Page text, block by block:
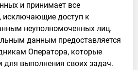
и принимает все
доступ к
неуполномоченных лиц.
данным предоставляется
Оператора, которые
для выполнения своих задач.